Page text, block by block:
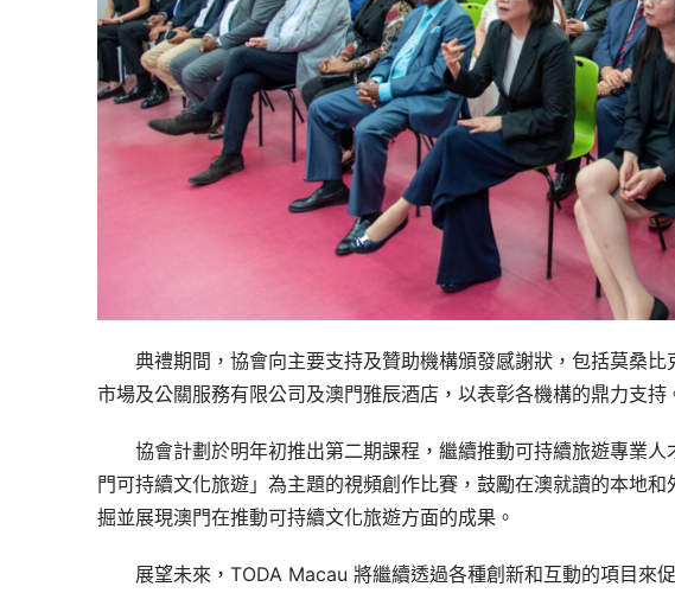
典禮期間，協會向主要支持及贊助機構頒發感謝狀，包括莫桑
市場及公關服務有限公司及澳門雅辰酒店，以表彰各機構的鼎力支持
協會計劃於明年初推出第二期課程，繼續推動可持續旅遊專業
門可持續文化旅遊」為主題的視頻創作比賽，鼓勵在澳就讀的本地
掘並展現澳門在推動可持續文化旅遊方面的成果。
展望未來，TODA Macau 將繼續透過各種創新和互動的項目來